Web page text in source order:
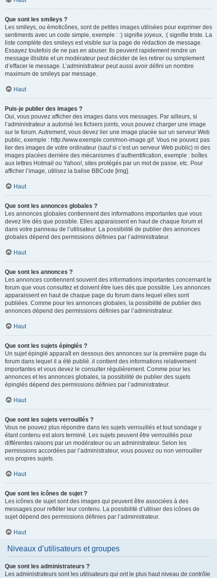
Que sont les smileys ?
Les smileys, ou émoticônes, sont de petites images utilisées pour exprimer des
sentiments avec un code simple, exemple : :) signifie joyeux, :( signifie triste. La
liste complète des smileys est visible sur la page de rédaction de message.
Essayez toutefois de ne pas en abuser. Ils peuvent rapidement rendre un
message illisible et un modérateur peut décider de les retirer ou simplement
d’effacer le message. L’administrateur peut aussi avoir défini un nombre
maximum de smileys par message.
Haut
Puis-je publier des images ?
Oui, vous pouvez afficher des images dans vos messages. Par ailleurs, si
l’administrateur a autorisé les fichiers joints, vous pouvez charger une image
sur le forum. Autrement, vous devez lier une image placée sur un serveur Web
public, exemple : http://www.exemple.com/mon-image.gif. Vous ne pouvez pas
lier des images de votre ordinateur (sauf si c’est un serveur Web public) ni des
images placées derrière des mécanismes d’authentification, exemple : boîtes
aux lettres Hotmail ou Yahoo!, sites protégés par un mot de passe, etc. Pour
afficher l’image, utilisez la balise BBCode [img].
Haut
Que sont les annonces globales ?
Les annonces globales contiennent des informations importantes que vous
devez lire dès que possible. Elles apparaissent en haut de chaque forum et
dans votre panneau de l’utilisateur. La possibilité de publier des annonces
globales dépend des permissions définies par l’administrateur.
Haut
Que sont les annonces ?
Les annonces contiennent souvent des informations importantes concernant le
forum que vous consultez et doivent être lues dès que possible. Les annonces
apparaissent en haut de chaque page du forum dans lequel elles sont
publiées. Comme pour les annonces globales, la possibilité de publier des
annonces dépend des permissions définies par l’administrateur.
Haut
Que sont les sujets épinglés ?
Un sujet épinglé apparaît en dessous des annonces sur la première page du
forum dans lequel il a été publié. il contient des informations relativement
importantes et vous devez le consulter régulièrement. Comme pour les
annonces et les annonces globales, la possibilité de publier des sujets
épinglés dépend des permissions définies par l’administrateur.
Haut
Que sont les sujets verrouillés ?
Vous ne pouvez plus répondre dans les sujets verrouillés et tout sondage y
étant contenu est alors terminé. Les sujets peuvent être verrouillés pour
différentes raisons par un modérateur ou un administrateur. Selon les
permissions accordées par l’administrateur, vous pouvez ou non verrouiller
vos propres sujets.
Haut
Que sont les icônes de sujet ?
Les icônes de sujet sont des images qui peuvent être associées à des
messages pour refléter leur contenu. La possibilité d’utiliser des icônes de
sujet dépend des permissions définies par l’administrateur.
Haut
Niveaux d’utilisateurs et groupes
Que sont les administrateurs ?
Les administrateurs sont les utilisateurs qui ont le plus haut niveau de contrôle